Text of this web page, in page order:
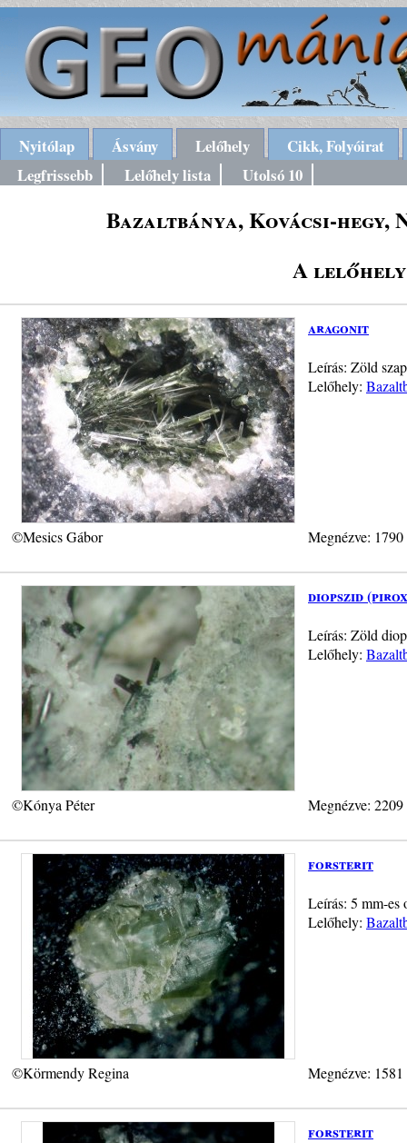
Nyitólap Ásvány Lelőhely
Cikk, Folyóirat
Legfrissebb
Lelőhely lista Utolsó 10
Bazaltbánya, Kovácsi-
A lelőhely
aragonit
Leírás: Zöld
Lelőhely:
©Mesics Gábor Megnézve:
diopszid
Leírás: Zöld
Lelőhely:
©Kónya Péter Megnézve:
forsterit
Leírás: 5 mm-
Lelőhely:
©Körmendy Regina Megnézve:
forsterit